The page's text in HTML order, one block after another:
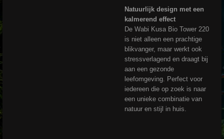
Natuurlijk design met een
kalmerend effect
De Wabi Kusa Bio Tower 220
is niet alleen een prachtige
blikvanger, maar werkt ook
stressverlagend en draagt bij
aan een gezonde
leefomgeving. Perfect voor
iedereen die op zoek is naar
een unieke combinatie van
natuur en stijl in huis.